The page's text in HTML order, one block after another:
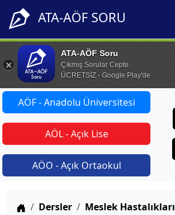
ATA-AÖF SORU
ATA-AÖF Soru
Çıkmış Sorular Cepte
ÜCRETSİZ - Google Play'de
AÖF - Anadolu Üniversitesi
AÖL - Açık Lise
AÖO - Açık Ortaokul
Anasayfa
Dersler
Meslek Hastalıkları